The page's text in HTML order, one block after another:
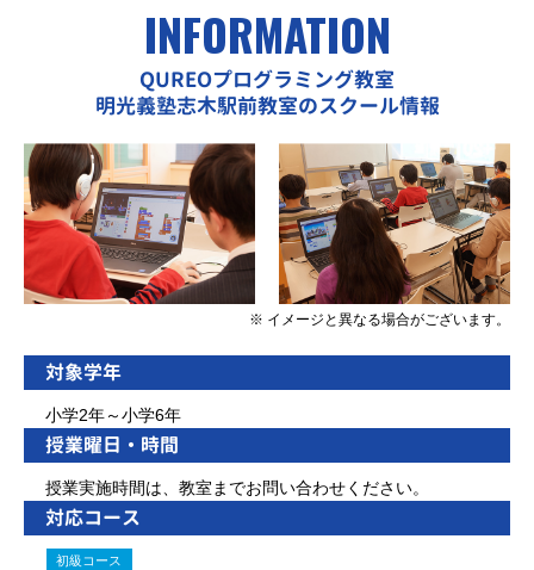
INFORMATION
QUREOプログラミング教室
明光義塾志木駅前教室のスクール情報
※ イメージと異なる場合がございます。
対象学年
小学2年～小学6年
授業曜日・時間
授業実施時間は、教室までお問い合わせください。
対応コース
初級コース